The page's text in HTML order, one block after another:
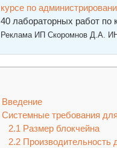
курcе по
40 лабораторных работ по
Реклама ИП Скоромнов Д.А.
Введение
Системные требования
2.1 Размер блокчейна
2.2Производительность